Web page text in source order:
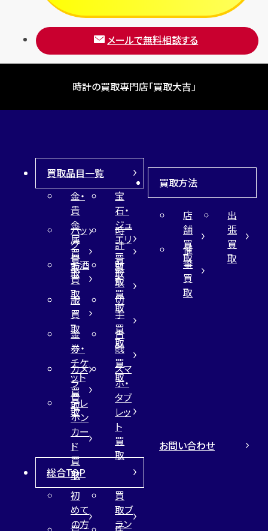
メールで無料相談する
時計の買取専門店「買取大吉」
買取品目一覧
金・
貴
金
属
買
取
宝
石・
ジュ
エリ
ー
買
取
バッ
グ
買
取
時
計
買
取
お酒
買
取
財
布
買
取
服
買
取
切
手
買
取
金
券・
チケ
ット
買
取
古
銭
買
取
カメ
ラ
買
取
スマ
ホ・
タブ
レッ
ト
買
取
テレ
ホン
カー
ド
買
取
買取方法
店
舗
買
取
出
張
買
取
催
事
買
取
総合TOP
初
めて
の方
買
取ブ
ラン
お問い合わせ